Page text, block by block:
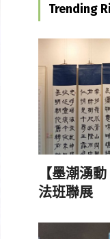
Trending
【墨潮湧
法班聯展